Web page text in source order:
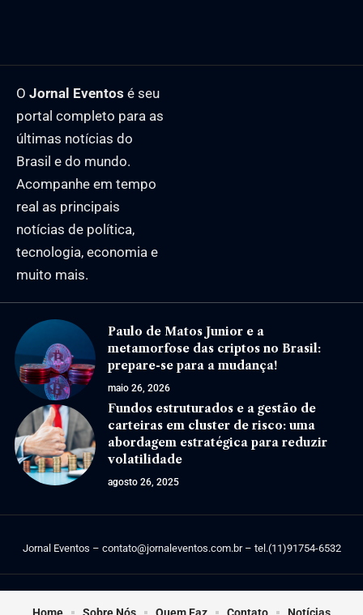
O Jornal Eventos é seu
portal completo para as
últimas notícias do
Brasil e do mundo.
Acompanhe em tempo
real as principais
notícias de política,
tecnologia, economia e
muito mais.
Paulo de Matos Junior e a
metamorfose das criptos no Brasil:
prepare-se para a mudança!
maio 26, 2026
Fundos estruturados e a gestão de
carteiras em cluster de risco: uma
abordagem estratégica para reduzir
volatilidade
agosto 26, 2025
Jornal Eventos – contato@jornaleventos.com.br– tel.(11)91754-6532
Home Sobre Nós Quem Faz Contato Notícias